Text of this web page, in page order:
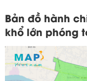
Bản đồ hành
khổ lớn phóng